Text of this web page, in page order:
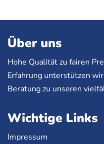
Über uns
Hohe Qualität zu fairen
Erfahrung unterstützen
Beratung zu unseren
Wichtige Links
Impressum